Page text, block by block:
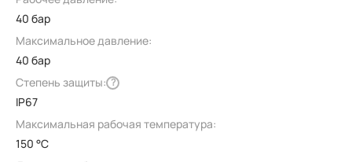
40 бар
Максимальное давление:
40 бар
Степень защиты: ?
IP67
Максимальная рабочая температура:
150 °C